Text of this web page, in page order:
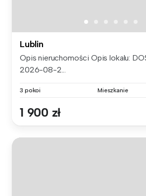
Lublin
Opis nieruchomości Opis lokalu:
2026-08-2...
3 pokoi Mieszkanie
1 900 zł